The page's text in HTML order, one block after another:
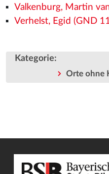
Valkenburg, Martin
Verhelst, Egid (GND
Kategorie:
Orte ohne